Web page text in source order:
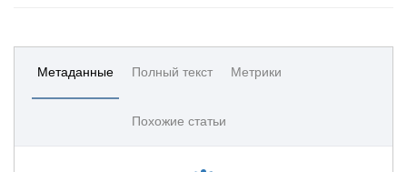
Метаданные Полный текст Метрики
Похожие статьи